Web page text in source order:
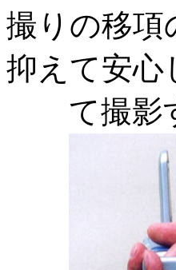
撮りの移項
抑えて安心
て撮影す